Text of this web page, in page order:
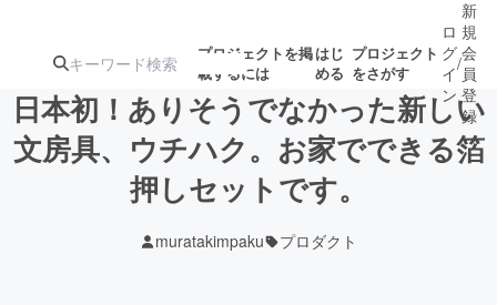
プロジェクトを掲
載するには
はじ
める
プロジェクト
をさがす
注目のリ 注目の新着プロ募集終了が近いプ
ロジェクト
ロ
グ
イ
ン
/
新
規
会
員
登
録
日本初！ありそうでなかった新しい
文房具、ウチハク。お家でできる箔
押しセットです。
muratakimpaku プロダクト